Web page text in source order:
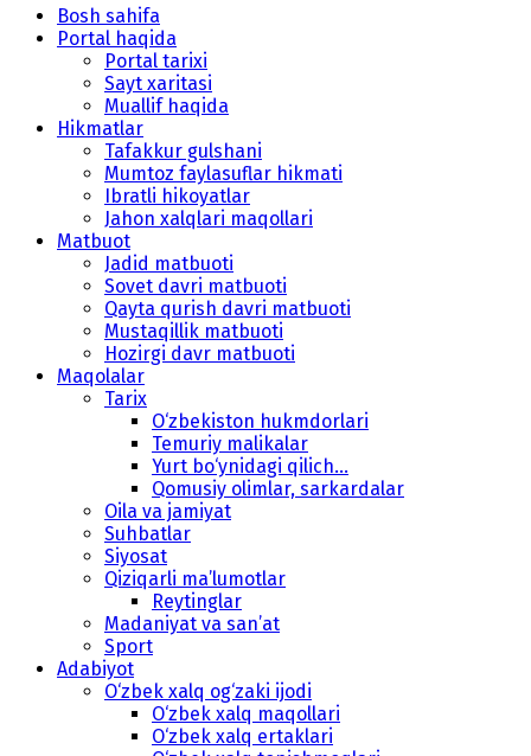
Bosh sahifa
Portal haqida
Portal tarixi
Sayt xaritasi
Muallif haqida
Hikmatlar
Tafakkur gulshani
Mumtoz faylasuflar hikmati
Ibratli hikoyatlar
Jahon xalqlari maqollari
Matbuot
Jadid matbuoti
Sovet davri matbuoti
Qayta qurish davri matbuoti
Mustaqillik matbuoti
Hozirgi davr matbuoti
Maqolalar
Tarix
O‘zbekiston hukmdorlari
Temuriy malikalar
Yurt bo‘ynidagi qilich...
Qomusiy olimlar, sarkardalar
Oila va jamiyat
Suhbatlar
Siyosat
Qiziqarli ma’lumotlar
Reytinglar
Madaniyat va san’at
Sport
Adabiyot
O‘zbek xalq og‘zaki ijodi
O‘zbek xalq maqollari
O‘zbek xalq ertaklari